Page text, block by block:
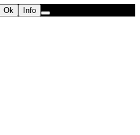
Ok Info